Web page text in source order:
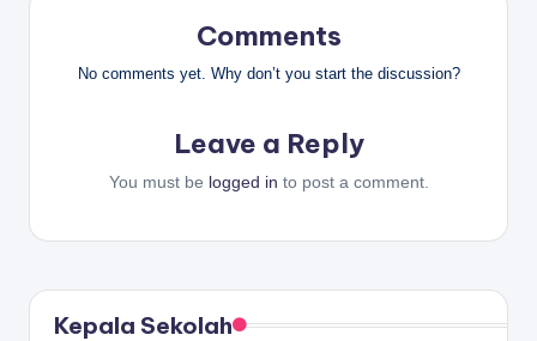
Comments
No comments yet. Why don’t you start the discussion?
Leave a Reply
You must be logged in to post a comment.
Kepala Sekolah